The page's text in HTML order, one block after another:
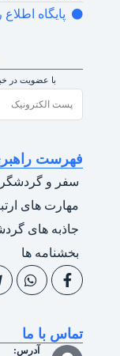
پایگاه
با عضویت در
فهرست
سفر و
مهارت های
جاذبه های
بخشنامه ها
تماس با ما
آدرس: